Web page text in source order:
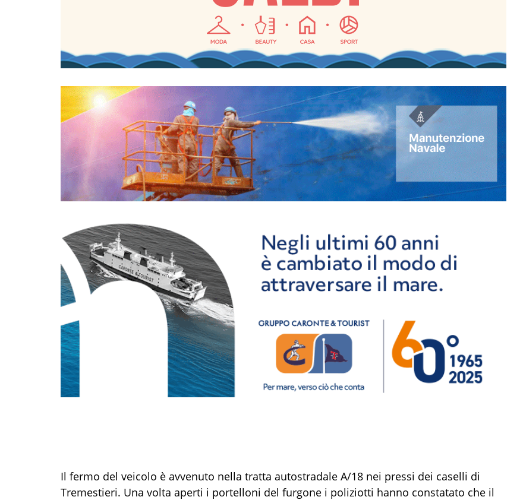
Il fermo del veicolo è avvenuto nella tratta autostradale A/18 nei pressi dei caselli di
Tremestieri. Una volta aperti i portelloni del furgone i poliziotti hanno constatato che il